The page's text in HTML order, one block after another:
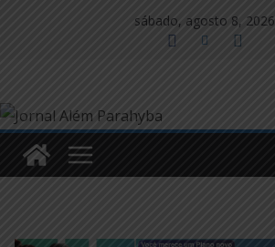
sábado, agosto 8, 2026